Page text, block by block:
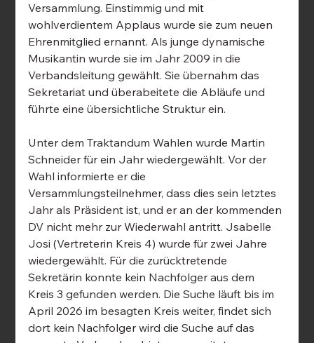
Versammlung. Einstimmig und mit
wohlverdientem Applaus wurde sie zum neuen
Ehrenmitglied ernannt. Als junge dynamische
Musikantin wurde sie im Jahr 2009 in die
Verbandsleitung gewählt. Sie übernahm das
Sekretariat und überabeitete die Abläufe und
führte eine übersichtliche Struktur ein.
Unter dem Traktandum Wahlen wurde Martin
Schneider für ein Jahr wiedergewählt. Vor der
Wahl informierte er die
Versammlungsteilnehmer, dass dies sein letztes
Jahr als Präsident ist, und er an der kommenden
DV nicht mehr zur Wiederwahl antritt. Jsabelle
Josi (Vertreterin Kreis 4) wurde für zwei Jahre
wiedergewählt. Für die zurücktretende
Sekretärin konnte kein Nachfolger aus dem
Kreis 3 gefunden werden. Die Suche läuft bis im
April 2026 im besagten Kreis weiter, findet sich
dort kein Nachfolger wird die Suche auf das